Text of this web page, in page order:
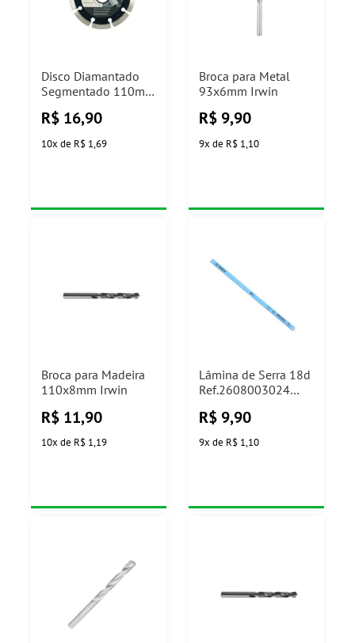
Disco Diamantado
Segmentado 110mm
R$ 16,90
10x de R$ 1,69
Broca para Metal
93x6mm Irwin
R$ 9,90
9x de R$ 1,10
Broca para Madeira
110x8mm Irwin
R$ 11,90
10x de R$ 1,19
Lâmina de Serra 18d
Ref.2608003024
R$ 9,90
9x de R$ 1,10